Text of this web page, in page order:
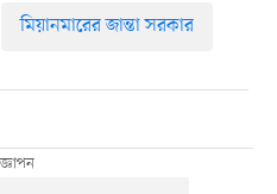
মিয়ানমারের জান্তা সরকার